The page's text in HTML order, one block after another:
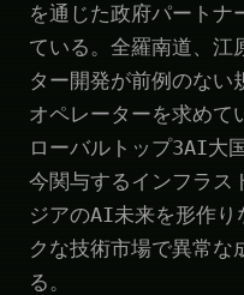
を通じた政府パートナ
ている。全羅南道、江
ター開発が前例のない
オペレーターを求めて
ローバルトップ3AI大
今関与するインフラス
ジアのAI未来を形作り
クな技術市場で異常な
る。